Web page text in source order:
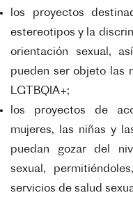
los proyectos
estereotipos y la
orientación sexual,
pueden ser objeto las
LGTBQIA+;
los proyectos de
mujeres, las niñas y
puedan gozar del
sexual,
servicios de salud